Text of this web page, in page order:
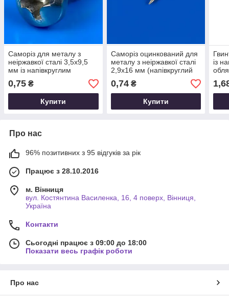
Саморіз для металу з
неіржавкої сталі 3,5х9,5
мм із напівкруглим
капелюшком DIN 7981
0,75 ₴
Купити
Саморіз оцинкований для
металу з неіржавкої сталі
2,9х16 мм (напівкруглий
капелюшок) DIN 7981
0,74₴
Купити
із
DIN
Про нас
96% позитивних з 95 відгуків за рік
Працює з 28.10.2016
м. Вінниця
вул. Костянтина Василенка, 16, 4 поверх, Вінниця,
Україна
Контакти
Сьогодні працює з 09:00 до 18:00
Показати весь графік роботи
Про нас